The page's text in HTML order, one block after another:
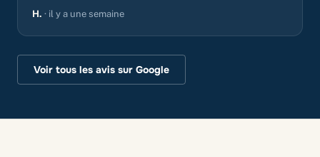
H. · il y a une semaine
Voir tous les avis sur Google